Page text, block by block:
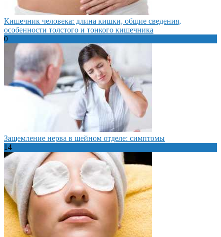
Кишечник человека: длина кишки, общие сведения,
особенности толстого и тонкого кишечника
0
Защемление нерва в шейном отделе: симптомы
14